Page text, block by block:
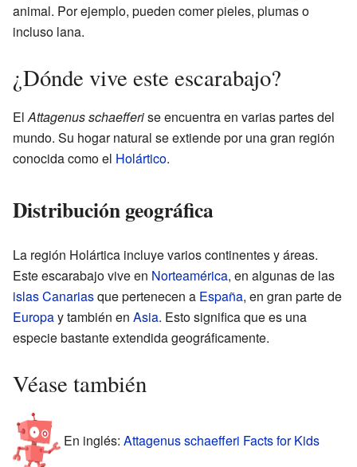
animal. Por ejemplo, pueden comer pieles, plumas o
incluso lana.
¿Dónde vive este escarabajo?
ElAttagenus schaefferise encuentra en varias partes del
mundo. Su hogar natural se extiende por una gran región
conocida como el Holártico.
Distribución geográfica
La región Holártica incluye varios continentes y áreas.
Este escarabajo vive en Norteamérica, en algunas de las
islas Canariasque pertenecen a España, en gran parte de
Europay también en Asia. Esto significa que es una
especie bastante extendida geográficamente.
Véase también
En inglés: Attagenus schaefferi Facts for Kids